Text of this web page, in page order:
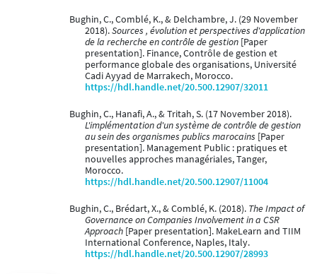
Bughin, C., Comblé, K., & Delchambre, J. (29 November
2018).Sources , évolution et perspectives d'application
de la recherche en contrôle de gestion [Paper
presentation]. Finance, Contrôle de gestion et
performance globale des organisations, Université
Cadi Ayyad de Marrakech, Morocco.
https://hdl.handle.net/20.500.12907/32011
Bughin, C., Hanafi, A., & Tritah, S. (17 November 2018).
L'implémentation d'un système de contrôle de gestion
au sein des organismes publics marocains [Paper
presentation]. Management Public : pratiques et
nouvelles approches managériales, Tanger,
Morocco.
https://hdl.handle.net/20.500.12907/11004
Bughin, C., Brédart, X., & Comblé, K. (2018). The Impact of
Governance on Companies Involvement in a CSR
Approach [Paper presentation]. MakeLearn and TIIM
International Conference, Naples, Italy.
https://hdl.handle.net/20.500.12907/28993